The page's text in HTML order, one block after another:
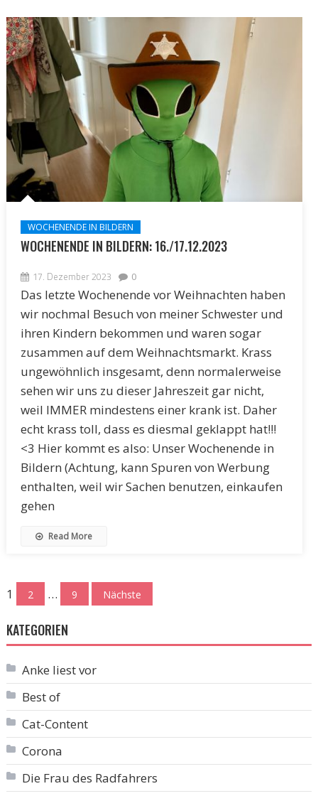
WOCHENENDE IN BILDERN
WOCHENENDE IN BILDERN: 16./17.12.2023
17. Dezember 2023 0
Das letzte Wochenende vor Weihnachten haben
wir nochmal Besuch von meiner Schwester und
ihren Kindern bekommen und waren sogar
zusammen auf dem Weihnachtsmarkt. Krass
ungewöhnlich insgesamt, denn normalerweise
sehen wir uns zu dieser Jahreszeit gar nicht,
weil IMMER mindestens einer krank ist. Daher
echt krass toll, dass es diesmal geklappt hat!!!
<3 Hier kommt es also: Unser Wochenende in
Bildern (Achtung, kann Spuren von Werbung
enthalten, weil wir Sachen benutzen, einkaufen
gehen
Read More
Seitennummerierung
Beiträge
1 2 … 9 Nächste
KATEGORIEN
Anke liest vor
Best of
Cat-Content
Corona
Die Frau des Radfahrers